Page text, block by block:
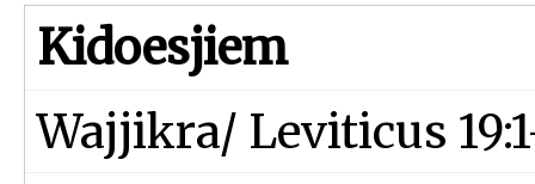
Kidoesjiem
Wajjikra/ Leviticus